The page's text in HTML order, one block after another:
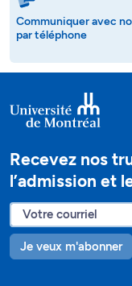
Communiquer avec
par téléphone
Recevez nos
l’admission et
Je veux m'abonner